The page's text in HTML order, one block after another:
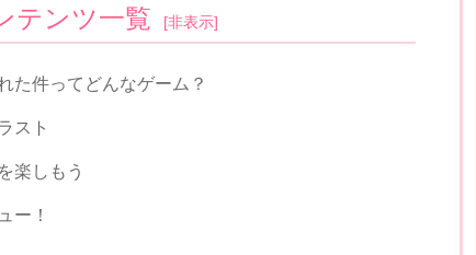
テンツ一覧 [非表示]
た件ってどんなゲーム？
スト
楽しもう
ー！